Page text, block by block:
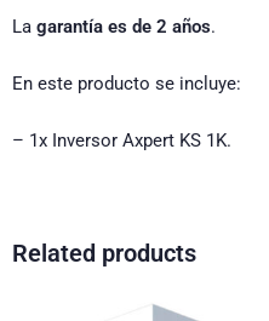
La garantía es de 2 años.
En este producto se incluye:
– 1x Inversor Axpert KS 1K.
Related products